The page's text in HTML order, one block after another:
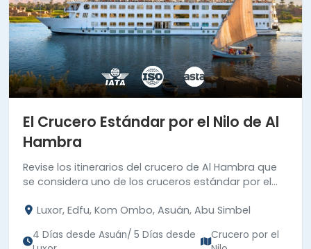
El Crucero Estándar por el Nilo de Al
Hambra
Revise los itinerarios del crucero de Al Hambra que
se considera uno de los cruceros estándar por el
Luxor, Edfu, Kom Ombo, Asuán, Abu Simbel
4 Días desde Asuán/ 5 Días desde
Crucero por el